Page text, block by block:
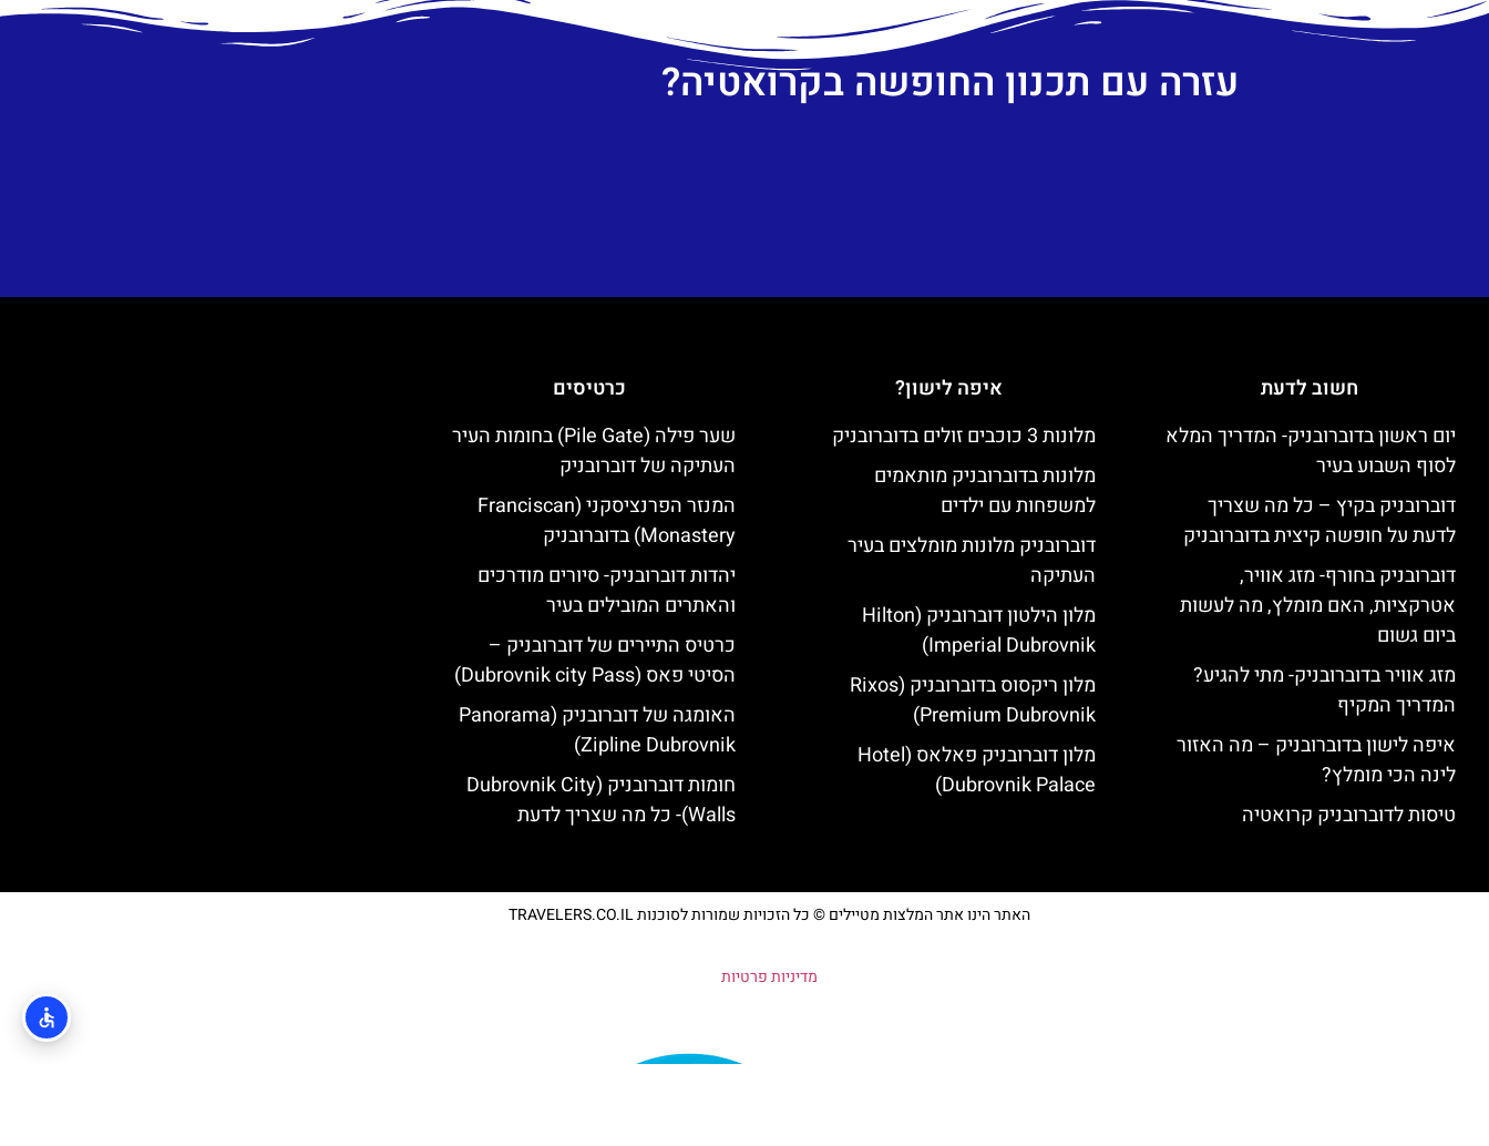
עזרה עם תכנון החופשה בקרואטיה?
חשוב לדעת
יום ראשון בדוברובניק- המדריך המלא
לסוף השבוע בעיר
דוברובניק בקיץ – כל מה שצריך
לדעת על חופשה קיצית בדוברובניק
דוברובניק בחורף- מזג אוויר,
אטרקציות, האם מומלץ, מה לעשות
ביום גשום
מזג אוויר בדוברובניק- מתי להגיע?
המדריך המקיף
איפה לישון בדוברובניק – מה האזור
לינה הכי מומלץ?
טיסות לדוברובניק קרואטיה
איפה לישון?
מלונות 3 כוכבים זולים בדוברובניק
מלונות בדוברובניק מותאמים
למשפחות עם ילדים
דוברובניק מלונות מומלצים בעיר
העתיקה
מלון הילטון דוברובניק (Hilton
Imperial Dubrovnik)
מלון ריקסוס בדוברובניק (Rixos
Premium Dubrovnik)
מלון דוברובניק פאלאס (Hotel
Dubrovnik Palace)
כרטיסים
שער פילה (Pile Gate) בחומות העיר
העתיקה של דוברובניק
המנזר הפרנציסקני (Franciscan
Monastery) בדוברובניק
יהדות דוברובניק- סיורים מודרכים
והאתרים המובילים בעיר
כרטיס התיירים של דוברובניק –
הסיטי פאס (Dubrovnik city Pass)
האומגה של דוברובניק (Panorama
Zipline Dubrovnik)
חומות דוברובניק (Dubrovnik City
Walls)- כל מה שצריך לדעת
האתר הינו אתר המלצות מטיילים © כל הזכויות שמורות לסוכנות TRAVELERS.CO.IL
מדיניות פרטיות